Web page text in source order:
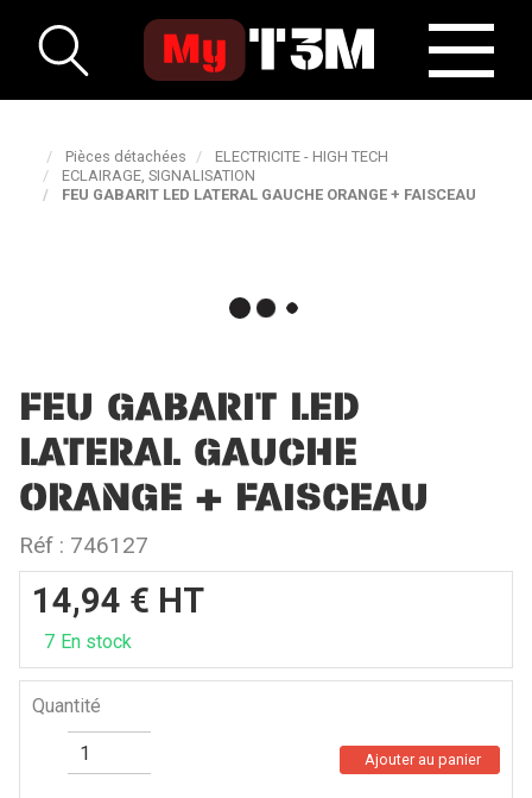
Pièces détachées
ELECTRICITE - HIGH TECH
ECLAIRAGE, SIGNALISATION
FEU GABARIT LED LATERAL GAUCHE ORANGE + FAISCEAU
FEU GABARIT LED
LATERAL GAUCHE
ORANGE + FAISCEAU
Réf : 746127
14,94 € HT
7 En stock
Quantité
Ajouter au panier